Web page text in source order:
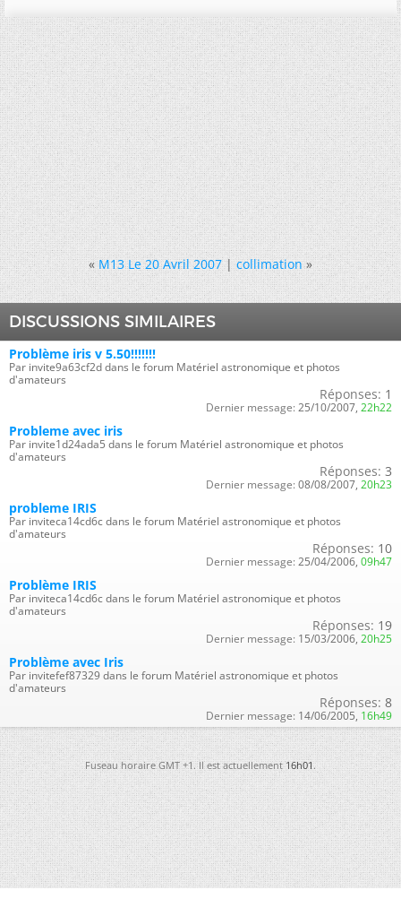
« M13 Le 20 Avril 2007|collimation »
DISCUSSIONS SIMILAIRES
Problème iris v 5.50!!!!!!!
Par invite9a63cf2d dans le forum Matériel astronomique et photos
d'amateurs
Réponses: 1
Dernier message: 25/10/2007, 22h22
Probleme avec iris
Par invite1d24ada5 dans le forum Matériel astronomique et photos
d'amateurs
Réponses: 3
Dernier message: 08/08/2007, 20h23
probleme IRIS
Par inviteca14cd6c dans le forum Matériel astronomique et photos
d'amateurs
Réponses: 10
Dernier message: 25/04/2006, 09h47
Problème IRIS
Par inviteca14cd6c dans le forum Matériel astronomique et photos
d'amateurs
Réponses: 19
Dernier message: 15/03/2006, 20h25
Problème avec Iris
Par invitefef87329 dans le forum Matériel astronomique et photos
d'amateurs
Réponses: 8
Dernier message: 14/06/2005, 16h49
Fuseau horaire GMT +1. Il est actuellement16h01.